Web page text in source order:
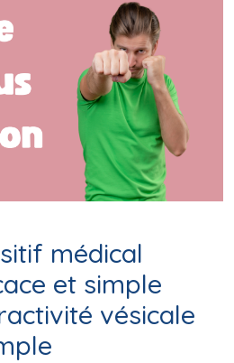
médical
et simple
vésicale